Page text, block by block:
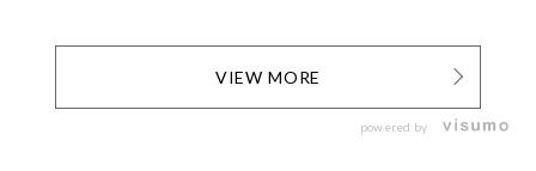
VIEW MORE
powered by